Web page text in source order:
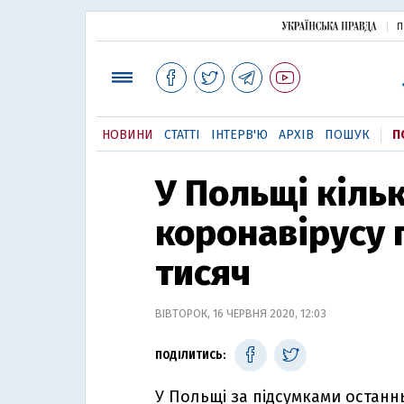
НОВИНИ СТАТТІ ІНТЕРВ'Ю АРХІВ ПОШУК
У Польщі
тисяч
ВІВТОРОК, 16 ЧЕРВНЯ 2020, 12:03
ПОДІЛИТИСЬ:
У Польщі за підсумками